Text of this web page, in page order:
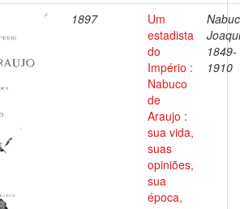
1897
Um
estadista
do
Império :
Nabuco
de
Araujo :
sua vida,
suas
opiniões,
sua
época,
1849-
1910